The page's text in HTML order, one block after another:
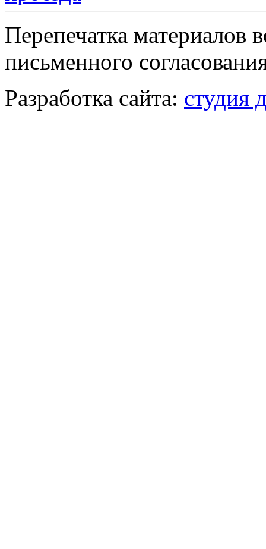
Перепечатка материалов
письменного
Разработка сайта: студия